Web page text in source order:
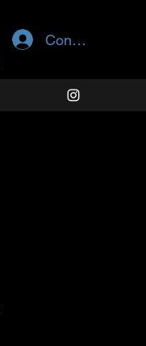
Connexion